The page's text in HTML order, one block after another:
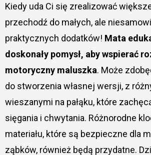
Kiedy uda Ci się zrealizować
przechodź do małych, ale
praktycznych dodatków! Mata
doskonały pomysł, aby wspierać
motoryczny maluszka. Może
do stworzenia własnej wersji, z
wieszanymi na pałąku, które
sięgania i chwytania. Różnorodne
materiału, które są bezpieczne dla
ząbków, również będą przydatne.